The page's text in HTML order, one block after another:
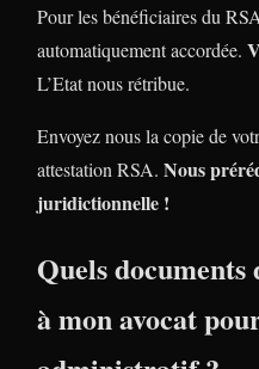
Pour les bénéficiaires du
automatiquement accordée.
L’Etat nous rétribue.
Envoyez nous la copie de
attestation RSA. Nous
juridictionnelle !
Quels
à mon avocat